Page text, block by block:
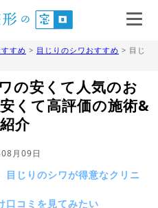
すめ > 目じりのシワおすすめ > 目じ
の安くて人気のお
くて高評価の施術&
介
月09日
目じりのシワが得意なクリニ
口コミを見てみたい